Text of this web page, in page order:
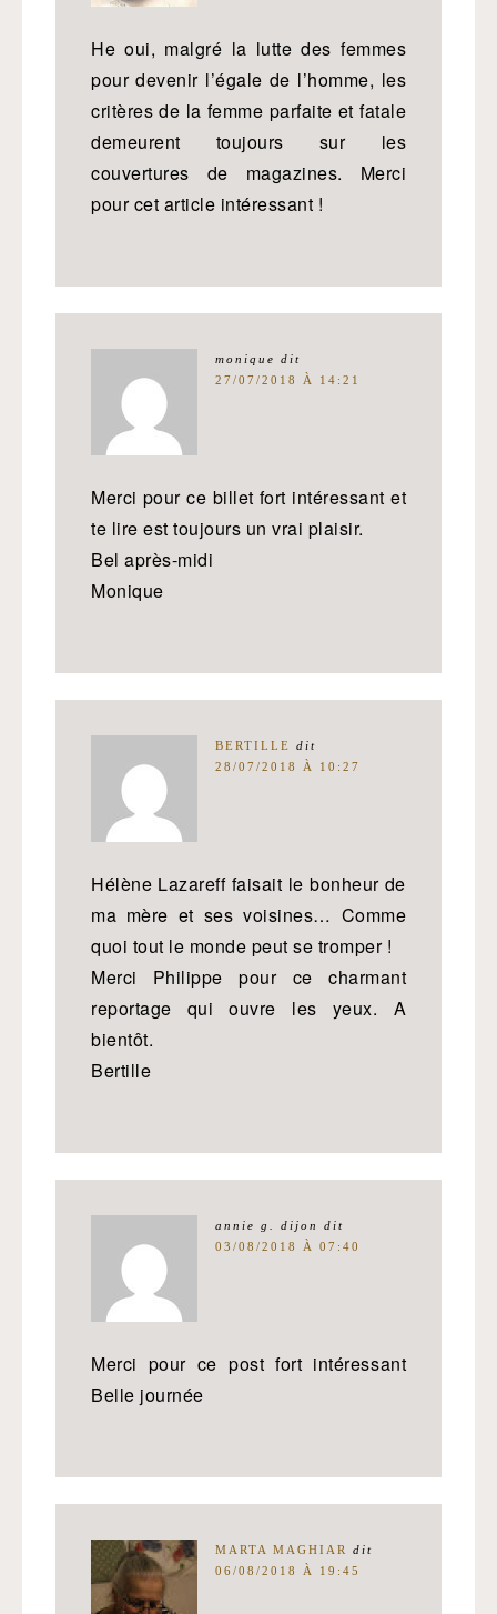
He oui, malgré la lutte des femmes
pour devenir l’égale de l’homme, les
critères de la femme parfaite et fatale
demeurent toujours sur les
couvertures de magazines. Merci
pour cet article intéressant !
monique dit
27/07/2018 À 14:21
Merci pour ce billet fort intéressant et
te lire est toujours un vrai plaisir.
Bel après-midi
Monique
BERTILLE dit
28/07/2018 À 10:27
Hélène Lazareff faisait le bonheur de
ma mère et ses voisines… Comme
quoi tout le monde peut se tromper !
Merci Philippe pour ce charmant
reportage qui ouvre les yeux. A
bientôt.
Bertille
annie g. dijon
dit
03/08/2018 À 07:40
Merci pour ce post fort intéressant
Belle journée
MARTA MAGHIAR
dit
06/08/2018 À 19:45